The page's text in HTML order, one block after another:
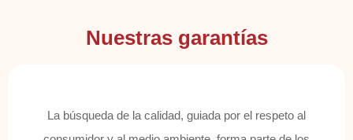
Nuestras garantías
La búsqueda de la calidad, guiada por el respeto al